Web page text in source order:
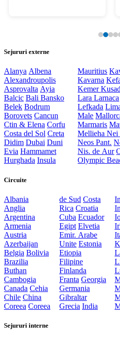
Sejururi externe
Alanya Albena
Alexandroupolis
Asprovalta Ayia
Balcic Bali Bansko
Belek Bodrum
Borovets Cancun
Ctin & Elena Corfu
Costa del Sol Creta
Didim Dubai Duni
Evia Hammamet
Hurghada Insula
Mauritius
Kavarna
Kemer
LaraLarnaca
Lefkada
Male
Marmaris
MelliehaNei
Neos Pant.
Nis. de Aur
Olympic
Circuite
Albania
Anglia
Argentina
Armenia
Austria
Azerbaijan
Belgia Bolivia
Brazilia
Buthan
Cambogia
Canada Cehia
Chile China
Coreea Coreea
de Sud Costa
Rica Croatia
Cuba Ecuador
Egipt Elvetia
Emir. Arabe
Unite Estonia
Etiopia
Filipine
Finlanda
Franta Georgia
Germania
Gibraltar
Grecia India
Sejururi interne